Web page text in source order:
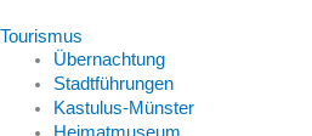
Tourismus
Übernachtung
Stadtführungen
Kastulus-Münster